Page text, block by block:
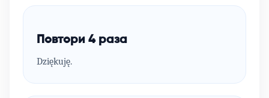
Повтори 4 раза
Dziękuję.